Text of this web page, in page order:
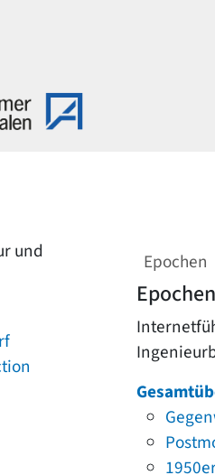
und
Epochen
Epochen